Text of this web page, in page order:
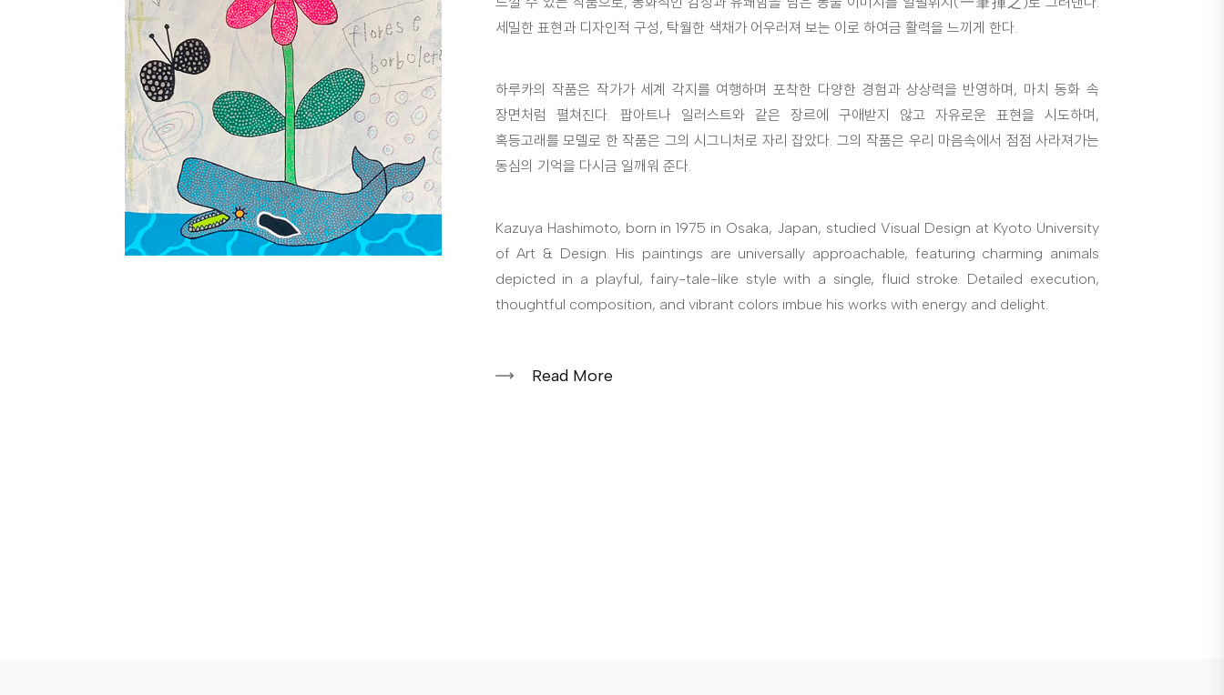
세밀한 표현과 디자인적 구성, 탁월한 색채가 어우러져 보는 이로 하여금 활력을 느끼게 한다.
하루카의 작품은 작가가 세계 각지를 여행하며 포착한 다양한 경험과 상상력을 반영하며, 마치 동화 속
장면처럼 펼쳐진다. 팝아트나 일러스트와 같은 장르에 구애받지 않고 자유로운 표현을 시도하며,
혹등고래를 모델로 한 작품은 그의 시그니처로 자리 잡았다. 그의 작품은 우리 마음속에서 점점 사라져가는
동심의 기억을 다시금 일깨워 준다.
Kazuya Hashimoto, born in 1975 in Osaka, Japan, studied Visual Design at Kyoto University
of Art & Design. His paintings are universally approachable, featuring charming animals
depicted in a playful, fairy-tale-like style with a single, fluid stroke. Detailed execution,
thoughtful composition, and vibrant colors imbue his works with energy and delight.
Read More